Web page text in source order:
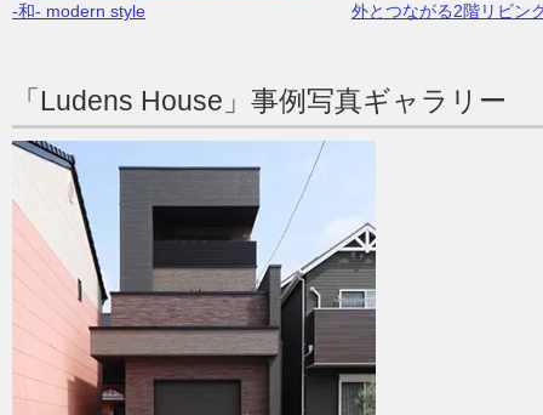
-和- modern style 外とつながる2階リビン
「Ludens House」事例写真ギャラリー